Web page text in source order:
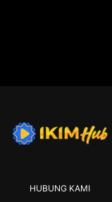
HUBUNG KAMI